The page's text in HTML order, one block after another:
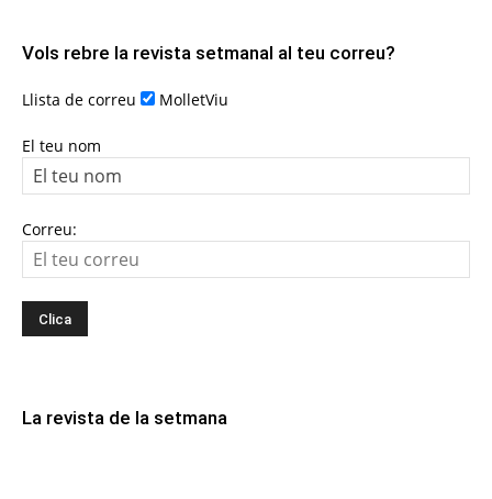
Vols rebre la revista setmanal al teu correu?
Llista de correu MolletViu
El teu nom
Correu:
La revista de la setmana